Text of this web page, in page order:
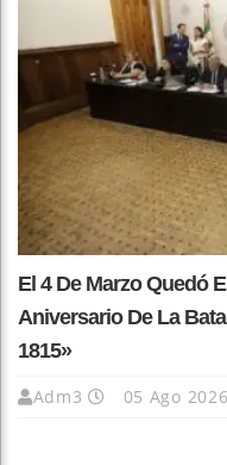
El 4 De Marzo Quedó
Aniversario De La
1815»
Adm3 05 Ago 2026